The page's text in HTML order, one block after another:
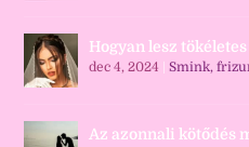
Hogyan lesz
dec 4, 2024 |Smink,
Az azonnali kötődés